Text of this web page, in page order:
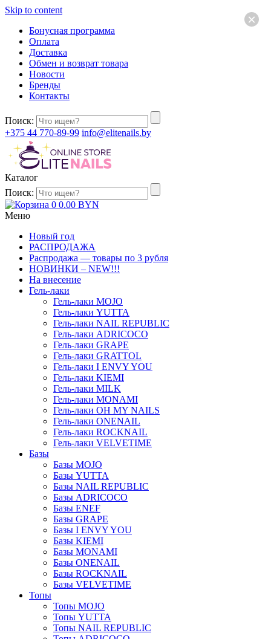
Skip to content
Бонусная программа
Оплата
Доставка
Обмен и возврат товара
Новости
Бренды
Контакты
Поиск:
+375 44 770-89-99 info@elitenails.by
Каталог
Поиск:
0 0.00 BYN
Меню
Новый год
РАСПРОДАЖА
Распродажа — товары по 3 рубля
НОВИНКИ – NEW!!!
На внесение
Гель-лаки
Гель-лаки MOJO
Гель-лаки YUTTA
Гель-лаки NAIL REPUBLIC
Гель-лаки ADRICOCO
Гель-лаки GRAPE
Гель-лаки GRATTOL
Гель-лаки I ENVY YOU
Гель-лаки KIEMI
Гель-лаки MILK
Гель-лаки MONAMI
Гель-лаки OH MY NAILS
Гель-лаки ONENAIL
Гель-лаки ROCKNAIL
Гель-лаки VELVETIME
Базы
Базы MOJO
Базы YUTTA
Базы NAIL REPUBLIC
Базы ADRICOCO
Базы ENEF
Базы GRAPE
Базы I ENVY YOU
Базы KIEMI
Базы MONAMI
Базы ONENAIL
Базы ROCKNAIL
Базы VELVETIME
Топы
Топы MOJO
Топы YUTTA
Топы NAIL REPUBLIC
×